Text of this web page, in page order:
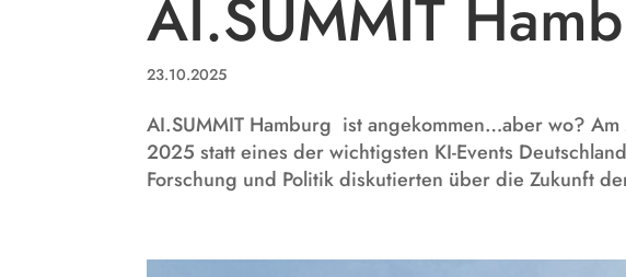
AI.SUMMIT
23.10.2025
AI.SUMMIT Hamburg ist angekommen…aber wo?
2025 statt eines der wichtigsten KI-Events
Forschung und Politik diskutierten über die Zukunft